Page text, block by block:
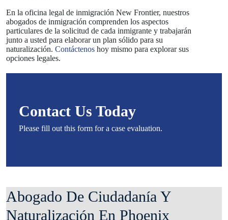
En la oficina legal de inmigración New Frontier, nuestros
abogados de inmigración comprenden los aspectos
particulares de la solicitud de cada inmigrante y trabajarán
junto a usted para elaborar un plan sólido para su
naturalización. Contáctenos hoy mismo para explorar sus
opciones legales.
Contact Us Today
Please fill out this form for a case evaluation.
Abogado De Ciudadanía Y
Naturalización En Phoenix